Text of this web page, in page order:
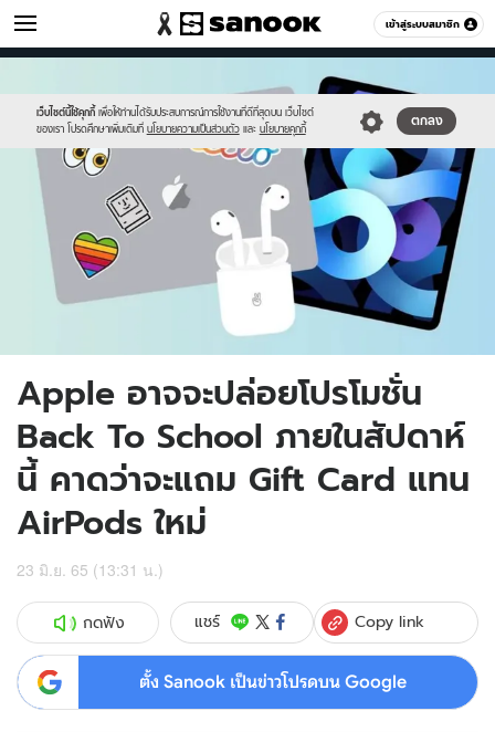
เข้าสู่ระบบสมาชิก
ไอที หมวดอื่นๆ
เว็บไซต์นี้ใช้คุกกี้ เพื่อให้ท่านได้รับประสบการณ์การใช้งานที่ดีที่สุดบน เว็บไซต์
ของเรา โปรดศึกษาเพิ่มเติมที่ นโยบายความเป็นส่วนตัว และ นโยบายคุกกี้
ตกลง
new-
sanook.png
Apple อาจจะปล่อยโปรโมชั่น
Back To School ภายในสัปดาห์
นี้ คาดว่าจะแถม Gift Card แทน
AirPods ใหม่
23 มิ.ย. 65 (13:31 น.)
กดฟัง แชร์ Copy link
ตั้ง Sanook เป็นข่าวโปรดบน Google